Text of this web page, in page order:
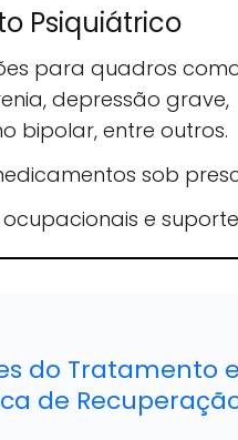
Psiquiátrico
para quadros
depressão grave,
bipolar, entre outros.
sob
e
do Tratamento
de